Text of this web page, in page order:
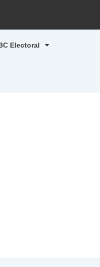
Electoral